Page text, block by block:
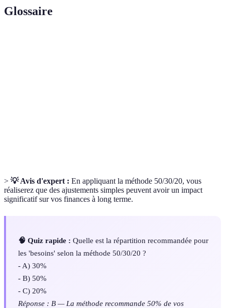
Glossaire
> 💡 Avis d'expert : En appliquant la méthode 50/30/20, vous
réaliserez que des ajustements simples peuvent avoir un impact
significatif sur vos finances à long terme.
🧠 Quiz rapide : Quelle est la répartition recommandée pour
les 'besoins' selon la méthode 50/30/20 ?
- A) 30%
- B) 50%
- C) 20%
Réponse : B — La méthode recommande 50% de vos